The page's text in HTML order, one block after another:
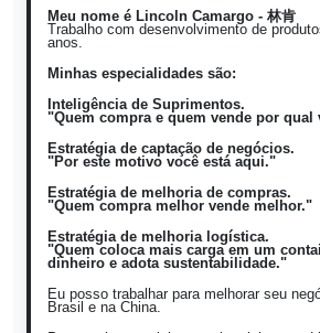
Meu nome é Lincoln Camargo - 林肯
Trabalho com desenvolvimento de
anos.
Minhas especialidades são:
Inteligência de Suprimentos.
"Quem compra e quem vende por qual
Estratégia de captação de negócios.
"Por este motivo você está aqui."
Estratégia de melhoria de compras.
"Quem compra melhor vende melhor."
Estratégia de melhoria logística.
"Quem coloca mais carga em um
dinheiro e adota sustentabilidade."
Eu posso trabalhar para melhorar seu
Brasil e na China.